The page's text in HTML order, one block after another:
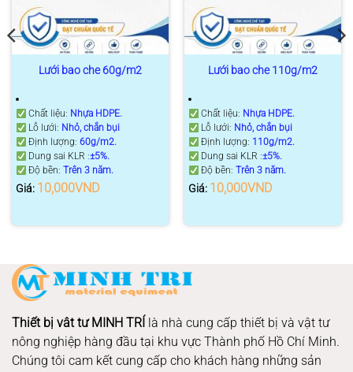
Lưới bao che 60g/m2
Chất liệu: Nhựa HDPE.
Lỗ lưới: Nhỏ, chắn bụi
Định lượng:60g/m2.
Dung sai KLR :±5%.
Độ bền: Trên 3 năm.
Giá: 10,000VND
Lưới bao che 110g/m2
Chất liệu: Nhựa HDPE.
Lỗ lưới: Nhỏ, chắn bụi
Định lượng: 110g/m2.
Dung sai KLR :±5%.
Độ bền: Trên 3 năm.
Giá: 10,000VND
Thiết bị vât tư MINH TRÍ
là nhà cung cấp thiết bị và vật tư
nông nghiệp hàng đầu tại khu vực Thành phố Hồ Chí Minh.
Chúng tôi cam kết cung cấp cho khách hàng những sản